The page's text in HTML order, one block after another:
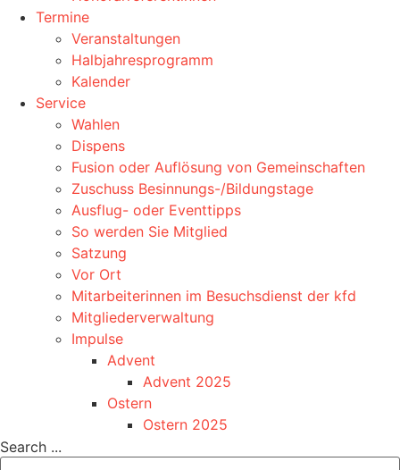
Termine
Veranstaltungen
Halbjahresprogramm
Kalender
Service
Wahlen
Dispens
Fusion oder Auflösung von Gemeinschaften
Zuschuss Besinnungs-/Bildungstage
Ausflug- oder Eventtipps
So werden Sie Mitglied
Satzung
Vor Ort
Mitarbeiterinnen im Besuchsdienst der kfd
Mitgliederverwaltung
Impulse
Advent
Advent 2025
Ostern
Ostern 2025
Search ...